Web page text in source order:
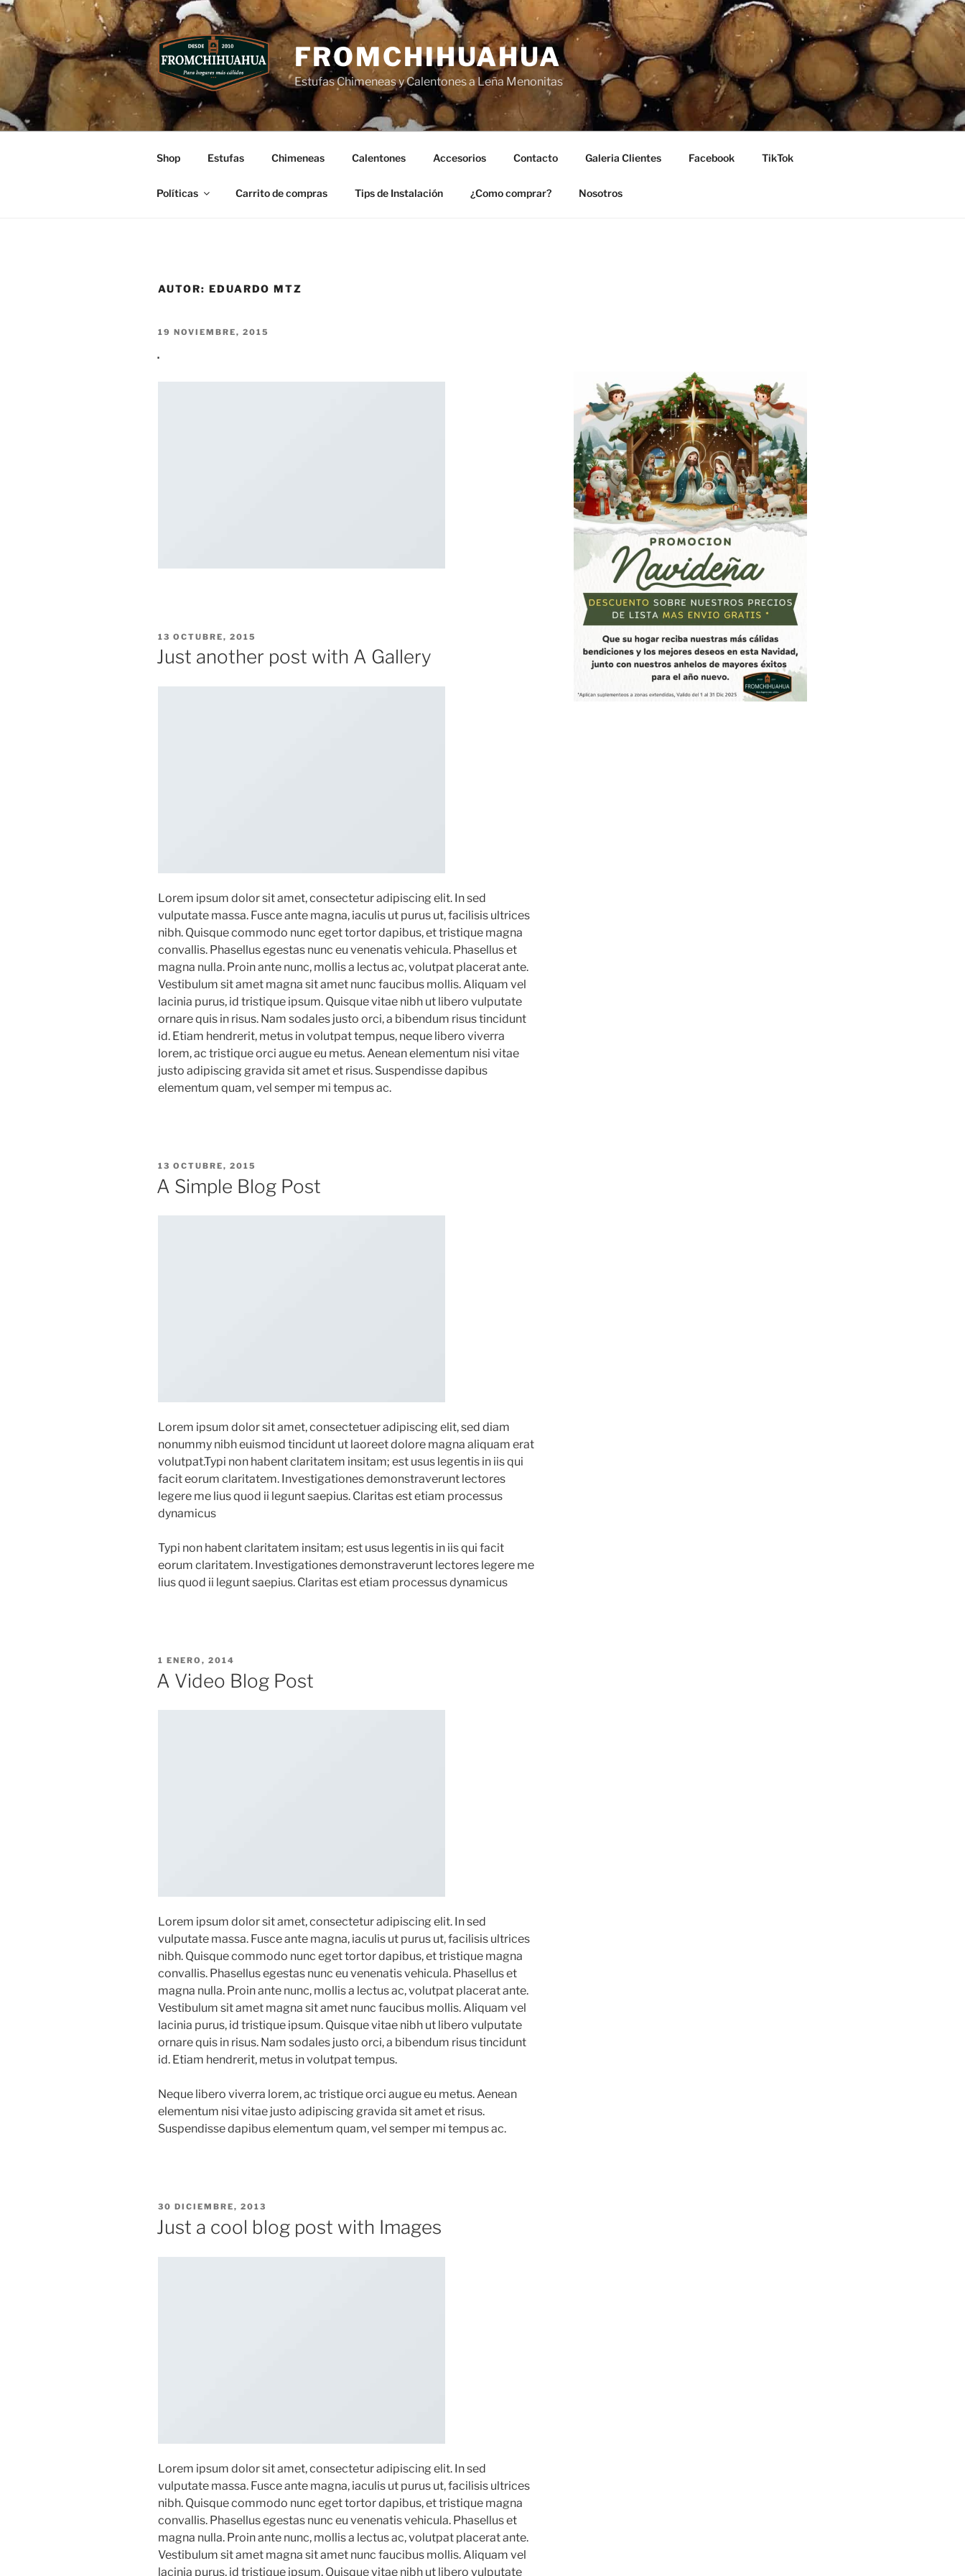
Ir
contenido
FROMCHIHUAHUA
Estufas Chimeneas y Calentones a Leña Menonitas
Shop Estufas Chimeneas Calentones Accesorios Contacto Galeria Clientes Facebook TikTok
Políticas Carrito de compras Tips de Instalación ¿Como comprar? Nosotros
AUTOR: EDUARDO MTZ
PUBLICADO
19 NOVIEMBRE, 2015
.
PUBLICADO
EN
13 OCTUBRE, 2015
Just another post with A Gallery
Lorem ipsum dolor sit amet, consectetur adipiscing elit. In sed
vulputate massa. Fusce ante magna, iaculis ut purus ut, facilisis ultrices
nibh. Quisque commodo nunc eget tortor dapibus, et tristique magna
convallis. Phasellus egestas nunc eu venenatis vehicula. Phasellus et
magna nulla. Proin ante nunc, mollis a lectus ac, volutpat placerat ante.
Vestibulum sit amet magna sit amet nunc faucibus mollis. Aliquam vel
lacinia purus, id tristique ipsum. Quisque vitae nibh ut libero vulputate
ornare quis in risus. Nam sodales justo orci, a bibendum risus tincidunt
id. Etiam hendrerit, metus in volutpat tempus, neque libero viverra
lorem, ac tristique orci augue eu metus. Aenean elementum nisi vitae
justo adipiscing gravida sit amet et risus. Suspendisse dapibus
elementum quam, vel semper mi tempus ac.
PUBLICADO
EN
13 OCTUBRE, 2015
A Simple Blog Post
Lorem ipsum dolor sit amet, consectetuer adipiscing elit, sed diam
nonummy nibh euismod tincidunt ut laoreet dolore magna aliquam erat
volutpat.Typi non habent claritatem insitam; est usus legentis in iis qui
facit eorum claritatem. Investigationes demonstraverunt lectores
legere me lius quod ii legunt saepius. Claritas est etiam processus
dynamicus
Typi non habent claritatem insitam; est usus legentis in iis qui facit
eorum claritatem. Investigationes demonstraverunt lectores legere me
lius quod ii legunt saepius. Claritas est etiam processus dynamicus
PUBLICADO
EN
1 ENERO, 2014
A Video Blog Post
Lorem ipsum dolor sit amet, consectetur adipiscing elit. In sed
vulputate massa. Fusce ante magna, iaculis ut purus ut, facilisis ultrices
nibh. Quisque commodo nunc eget tortor dapibus, et tristique magna
convallis. Phasellus egestas nunc eu venenatis vehicula. Phasellus et
magna nulla. Proin ante nunc, mollis a lectus ac, volutpat placerat ante.
Vestibulum sit amet magna sit amet nunc faucibus mollis. Aliquam vel
lacinia purus, id tristique ipsum. Quisque vitae nibh ut libero vulputate
ornare quis in risus. Nam sodales justo orci, a bibendum risus tincidunt
id. Etiam hendrerit, metus in volutpat tempus.
Neque libero viverra lorem, ac tristique orci augue eu metus. Aenean
elementum nisi vitae justo adipiscing gravida sit amet et risus.
Suspendisse dapibus elementum quam, vel semper mi tempus ac.
PUBLICADO
EN
30 DICIEMBRE, 2013
Just a cool blog post with Images
Lorem ipsum dolor sit amet, consectetur adipiscing elit. In sed
vulputate massa. Fusce ante magna, iaculis ut purus ut, facilisis ultrices
nibh. Quisque commodo nunc eget tortor dapibus, et tristique magna
convallis. Phasellus egestas nunc eu venenatis vehicula. Phasellus et
magna nulla. Proin ante nunc, mollis a lectus ac, volutpat placerat ante.
Vestibulum sit amet magna sit amet nunc faucibus mollis. Aliquam vel
lacinia purus, id tristique ipsum. Quisque vitae nibh ut libero vulputate